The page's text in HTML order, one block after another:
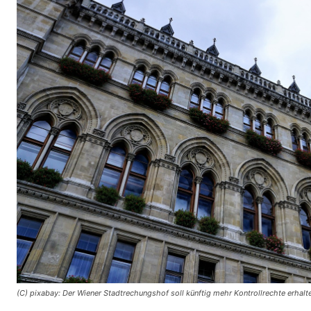
(C) pixabay: Der Wiener Stadtrechungshof soll künftig mehr Kontrollrechte